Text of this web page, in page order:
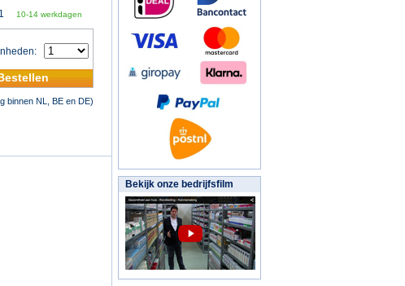
10-14 werkdagen
binnen NL, BE en DE)
Bekijk onze bedrijfsfilm